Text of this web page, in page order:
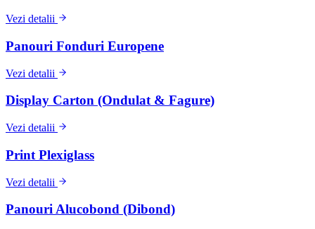
Vezi detalii
Panouri Fonduri Europene
Vezi detalii
Display Carton (Ondulat & Fagure)
Vezi detalii
Print Plexiglass
Vezi detalii
Panouri Alucobond (Dibond)